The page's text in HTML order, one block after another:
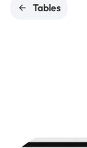
Tables